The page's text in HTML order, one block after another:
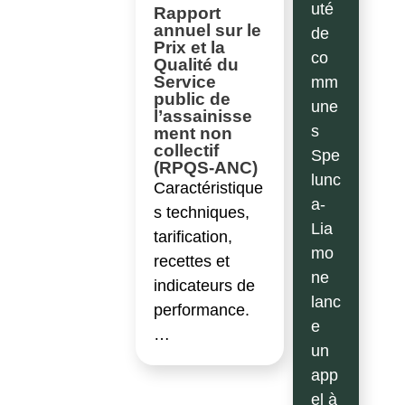
Rapport
annuel sur le
Prix et la
Qualité du
Service
public de
l’assainisse
ment non
collectif
(RPQS-ANC)
Caractéristique
s techniques,
tarification,
recettes et
indicateurs de
performance.
…
uté
de
co
mm
une
s
Spe
lunc
a-
Lia
mo
ne
lanc
e
un
app
el à